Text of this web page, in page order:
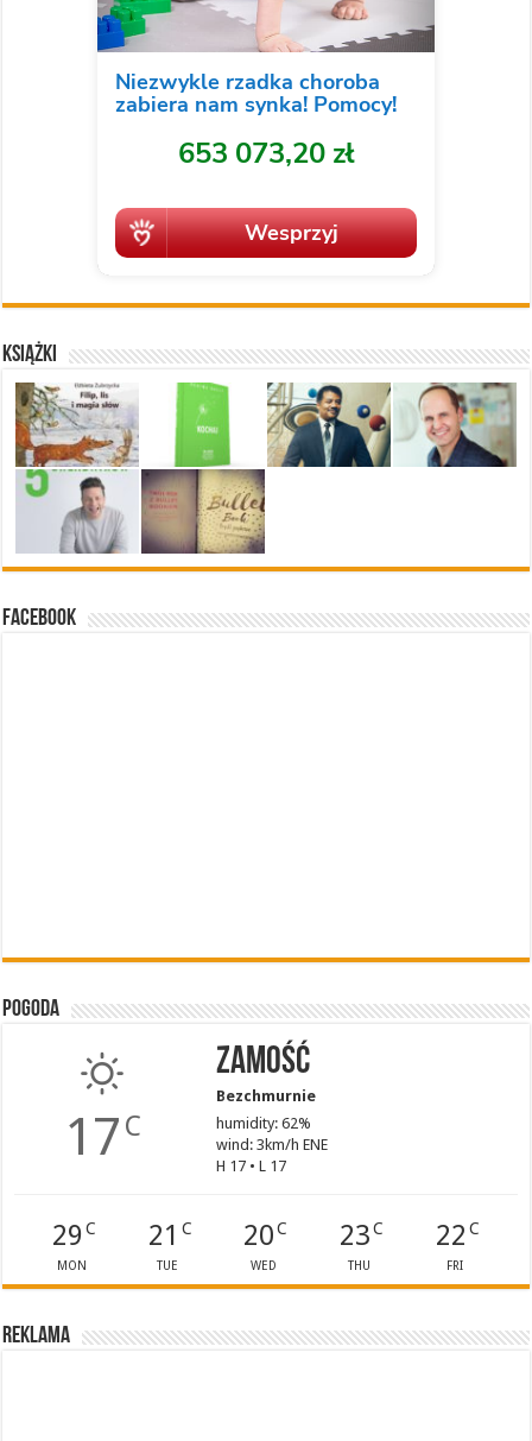
Książki
Facebook
Pogoda
17 C
Zamość
Bezchmurnie
humidity: 62%
wind: 3km/h ENE
H 17 • L 17
29C
MON
21 C
TUE
20 C
WED
23C
THU
22 C
FRI
Reklama